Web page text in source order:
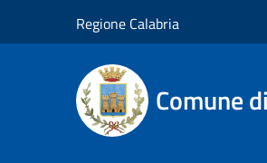
Regione Calabria
Comune